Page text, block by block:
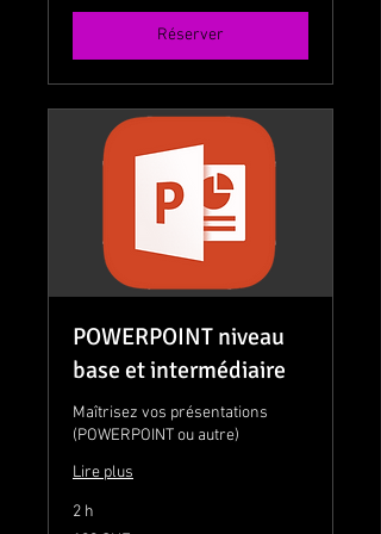
Réserver
POWERPOINT niveau
base et intermédiaire
Maîtrisez vos présentations
(POWERPOINT ou autre)
Lire plus
2 h